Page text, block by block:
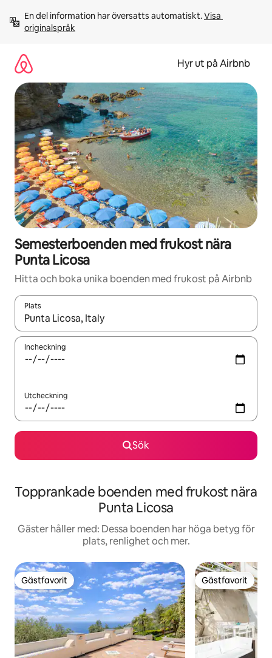
innehåll
En del information har översatts automatiskt. Visa
originalspråk
Hyr ut på Airbnb
Semesterboenden med frukost nära
Punta Licosa
Hitta och boka unika boenden med frukost på Airbnb
Plats
När resultaten är tillgängliga kan du navigera med upp- och
Incheckning
Utcheckning
Sök
Topprankade boenden med frukost nära
Punta Licosa
Gäster håller med: Dessa boenden har höga betyg för
plats, renlighet och mer.
Gästfavorit
Gästfavorit Gästfavorit
Gästfavorit